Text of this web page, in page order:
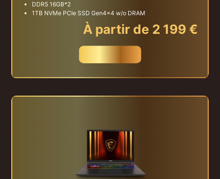
DDR5 16GB*2
1TB NVMe PCIe SSD Gen4x4 w/o DRAM
À partir de 2 199 €